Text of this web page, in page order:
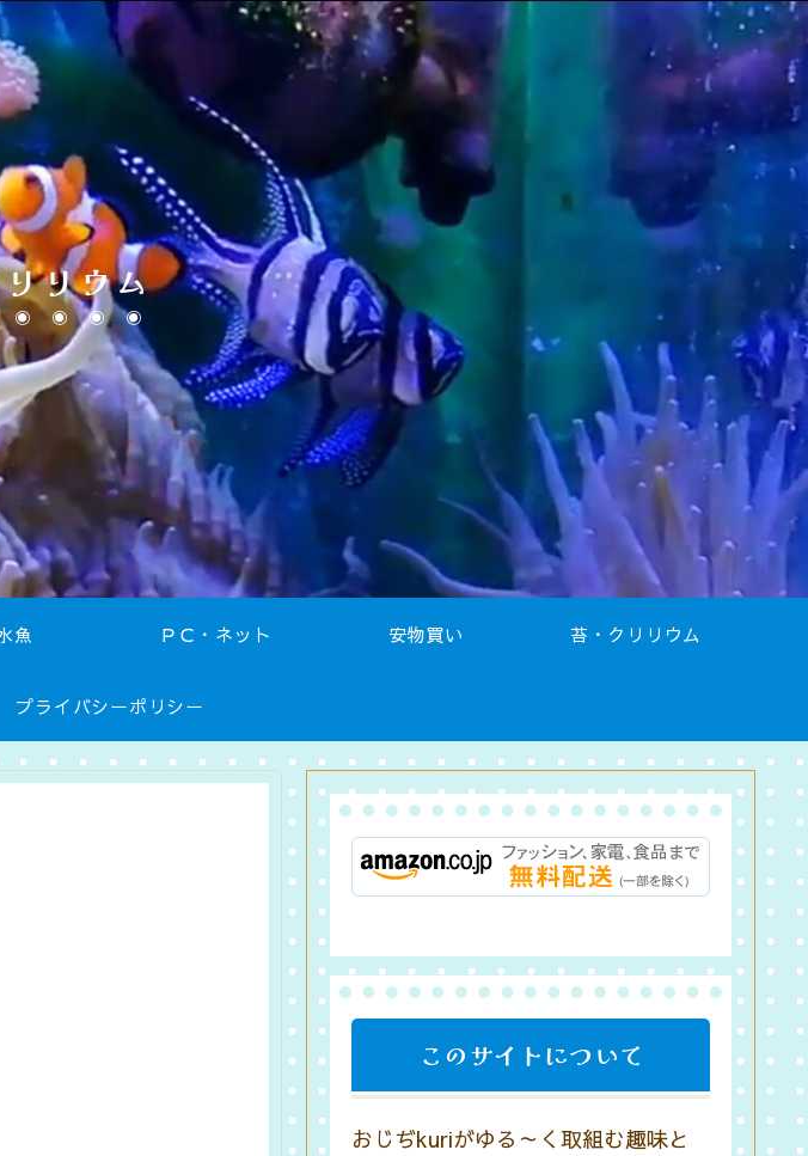
リウム
魚 ＰＣ・ネット 安物買い 苔・クリリウム
プライバシーポリシー
このサイトについて
おじぢkuriがゆる～く取組む趣味と